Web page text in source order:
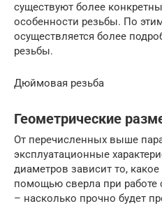
существуют более
особенности резьбы. По
осуществляется более
резьбы.
Дюймовая резьба
Геометрические
От перечисленных выше
эксплуатационные
диаметров зависит то,
помощью сверла при работе
– насколько прочно будет